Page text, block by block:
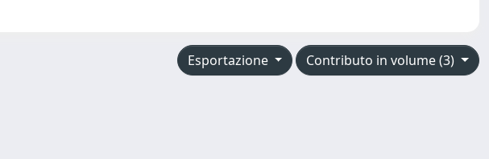
Contributo in volume (3)
Esportazione